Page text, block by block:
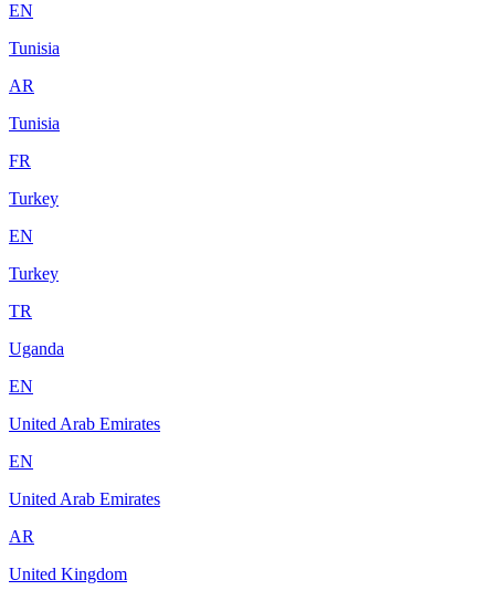
EN
Tunisia
AR
Tunisia
FR
Turkey
EN
Turkey
TR
Uganda
EN
United Arab Emirates
EN
United Arab Emirates
AR
United Kingdom